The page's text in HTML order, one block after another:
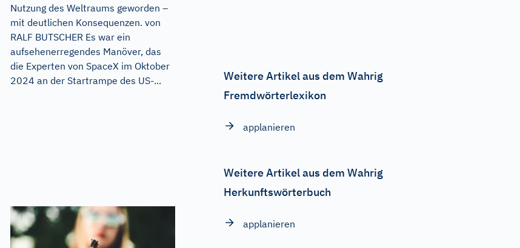
Nutzung des Weltraums geworden –
mit deutlichen Konsequenzen. von
RALF BUTSCHER Es war ein
aufsehenerregendes Manöver, das
die Experten von SpaceX im Oktober
2024 an der Startrampe des US-...
Weitere Artikel aus dem Wahrig
Fremdwörterlexikon
applanieren
Weitere Artikel aus dem Wahrig
Herkunftswörterbuch
applanieren